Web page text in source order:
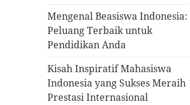
Mengenal Beasiswa Indonesia:
Peluang Terbaik untuk
Pendidikan Anda
Kisah Inspiratif Mahasiswa
Indonesia yang Sukses Meraih
Prestasi Internasional